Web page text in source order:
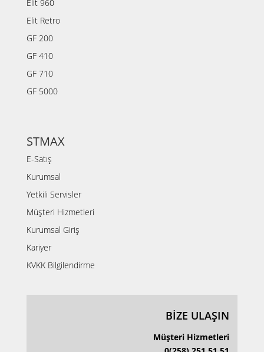
Elit 960
Elit Retro
GF 200
GF 410
GF 710
GF 5000
STMAX
E-Satış
Kurumsal
Yetkili Servisler
Müşteri Hizmetleri
Kurumsal Giriş
Kariyer
KVKK Bilgilendirme
BİZE ULAŞIN
Müşteri Hizmetleri